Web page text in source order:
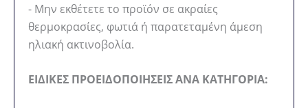
- Μην εκθέτετε το προϊόν σε ακραίες
θερμοκρασίες, φωτιά ή παρατεταμένη άμεση
ηλιακή ακτινοβολία.
ΕΙΔΙΚΕΣ ΠΡΟΕΙΔΟΠΟΙΗΣΕΙΣ ΑΝΑ ΚΑΤΗΓΟΡΙΑ: